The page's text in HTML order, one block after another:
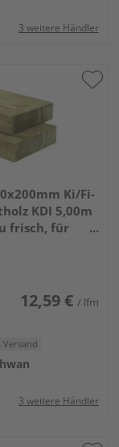
3 weitere Händler
Ki/Fi-
KDI 5,00m
frisch, für
12,59 € / lfm
3 weitere Händler